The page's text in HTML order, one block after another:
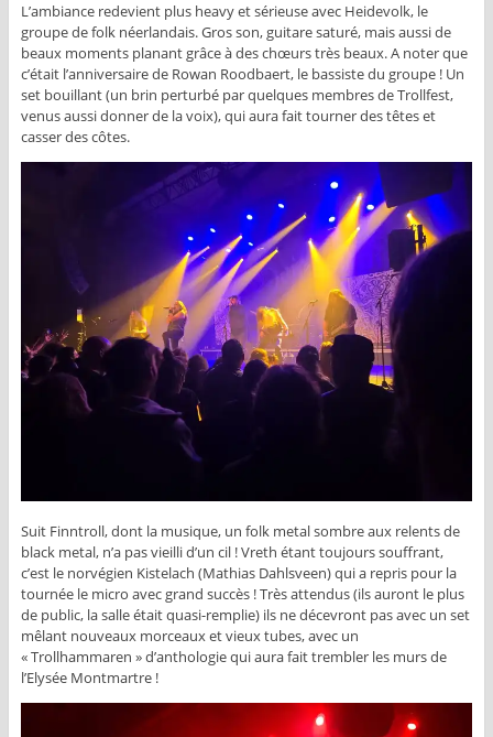
L’ambiance redevient plus heavy et sérieuse avec Heidevolk, le
groupe de folk néerlandais. Gros son, guitare saturé, mais aussi de
beaux moments planant grâce à des chœurs très beaux. A noter que
c’était l’anniversaire de Rowan Roodbaert, le bassiste du groupe ! Un
set bouillant (un brin perturbé par quelques membres de Trollfest,
venus aussi donner de la voix), qui aura fait tourner des têtes et
casser des côtes.
Suit Finntroll, dont la musique, un folk metal sombre aux relents de
black metal, n’a pas vieilli d’un cil ! Vreth étant toujours souffrant,
c’est le norvégien Kistelach (Mathias Dahlsveen) qui a repris pour la
tournée le micro avec grand succès ! Très attendus (ils auront le plus
de public, la salle était quasi-remplie) ils ne décevront pas avec un set
mêlant nouveaux morceaux et vieux tubes, avec un
« Trollhammaren » d’anthologie qui aura fait trembler les murs de
l’Elysée Montmartre !